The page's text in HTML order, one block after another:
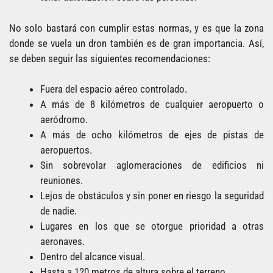
No solo bastará con cumplir estas normas, y es que la zona
donde se vuela un dron también es de gran importancia. Así,
se deben seguir las siguientes recomendaciones:
Fuera del espacio aéreo controlado.
A más de 8 kilómetros de cualquier aeropuerto o
aeródromo.
A más de ocho kilómetros de ejes de pistas de
aeropuertos.
Sin sobrevolar aglomeraciones de edificios ni
reuniones.
Lejos de obstáculos y sin poner en riesgo la seguridad
de nadie.
Lugares en los que se otorgue prioridad a otras
aeronaves.
Dentro del alcance visual.